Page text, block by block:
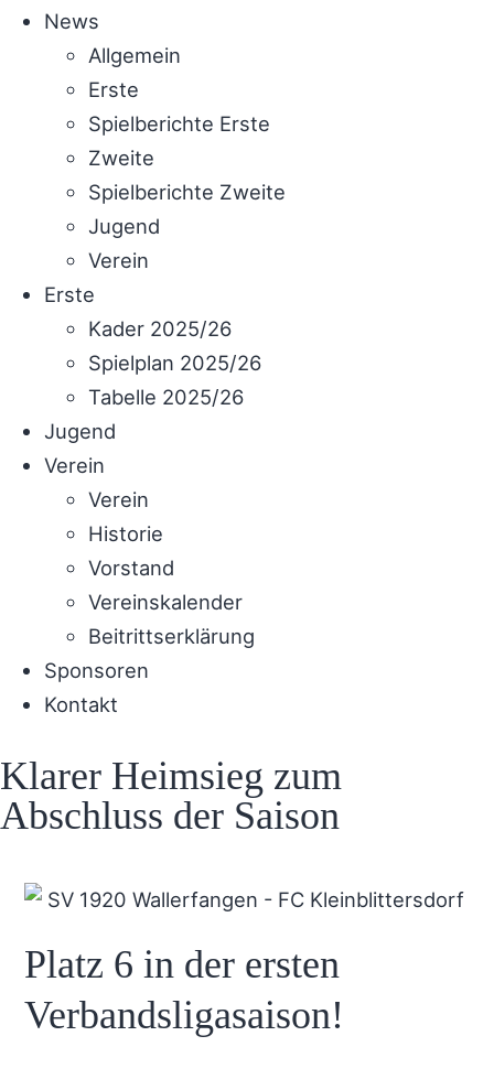
News
Allgemein
Erste
Spielberichte Erste
Zweite
Spielberichte Zweite
Jugend
Verein
Erste
Kader 2025/26
Spielplan 2025/26
Tabelle 2025/26
Jugend
Verein
Verein
Historie
Vorstand
Vereinskalender
Beitrittserklärung
Sponsoren
Kontakt
Klarer Heimsieg zum
Abschluss der Saison
Platz 6 in der ersten
Verbandsligasaison!